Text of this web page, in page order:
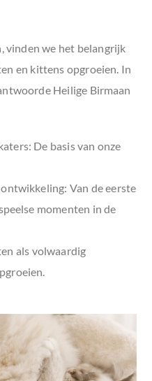
vinden we het belangrijk
en kittens opgroeien. In
Heilige Birmaan
De basis van onze
Van de eerste
momenten in de
als volwaardig